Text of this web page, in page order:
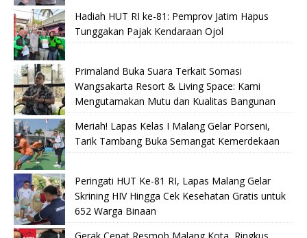
Hadiah HUT RI ke-81: Pemprov Jatim Hapus
Tunggakan Pajak Kendaraan Ojol
Primaland Buka Suara Terkait Somasi
Wangsakarta Resort & Living Space: Kami
Mengutamakan Mutu dan Kualitas Bangunan
Meriah! Lapas Kelas I Malang Gelar Porseni,
Tarik Tambang Buka Semangat Kemerdekaan
Peringati HUT Ke-81 RI, Lapas Malang Gelar
Skrining HIV Hingga Cek Kesehatan Gratis untuk
652 Warga Binaan